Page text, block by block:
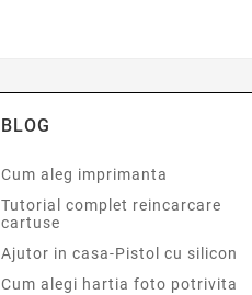
BLOG
Cum aleg imprimanta
Tutorial complet reincarcare
cartuse
Ajutor in casa-Pistol cu silicon
Cum alegi hartia foto potrivita